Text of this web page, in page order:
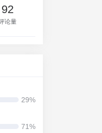
92
论量
29%
71%